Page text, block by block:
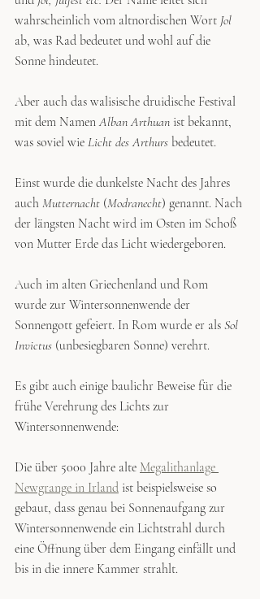
wahrscheinlich vom altnordischen Wort Jol
ab, was Rad bedeutet und wohl auf die
Sonne hindeutet.
Aber auch das walisische druidische Festival
mit dem Namen Alban Arthuan ist bekannt,
was soviel wie Licht des Arthurs bedeutet.
Einst wurde die dunkelste Nacht des Jahres
auch Mutternacht (Modranecht) genannt. Nach
der längsten Nacht wird im Osten im Schoß
von Mutter Erde das Licht wiedergeboren.
Auch im alten Griechenland und Rom
wurde zur Wintersonnenwende der
Sonnengott gefeiert. In Rom wurde er als Sol
Invictus (unbesiegbaren Sonne) verehrt.
Es gibt auch einige baulichr Beweise für die
frühe Verehrung des Lichts zur
Wintersonnenwende:
Die über 5000 Jahre alte Megalithanlage
Newgrange in Irland ist beispielsweise so
gebaut, dass genau bei Sonnenaufgang zur
Wintersonnenwende ein Lichtstrahl durch
eine Öffnung über dem Eingang einfällt und
bis in die innere Kammer strahlt.